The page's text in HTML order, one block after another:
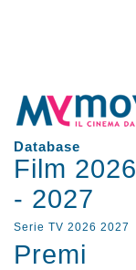
Database
Film 2026
- 2027
Serie TV 2026 2027
Premi